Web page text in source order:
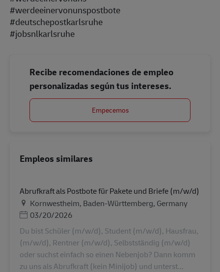
#werdeeinervonunspostbote
#deutschepostkarlsruhe
#jobsnlkarlsruhe
Recibe recomendaciones de empleo
personalizadas según tus intereses.
Empecemos
Empleos similares
Abrufkraft als Postbote für Pakete und Briefe (m/w/d)
Ubicación
Kornwestheim, Baden-Württemberg, Germany
Posted Date
03/20/2026
Du bist Schüler (m/w/d), Student (m/w/d), Hausfrau,
(m/w/d), Rentner (m/w/d), Selbstständig (m/w/d)
oder suchst einfach so einen Nebenjob? Dann komm
zu uns als Abrufkraft (kein Minijob) und unterst...